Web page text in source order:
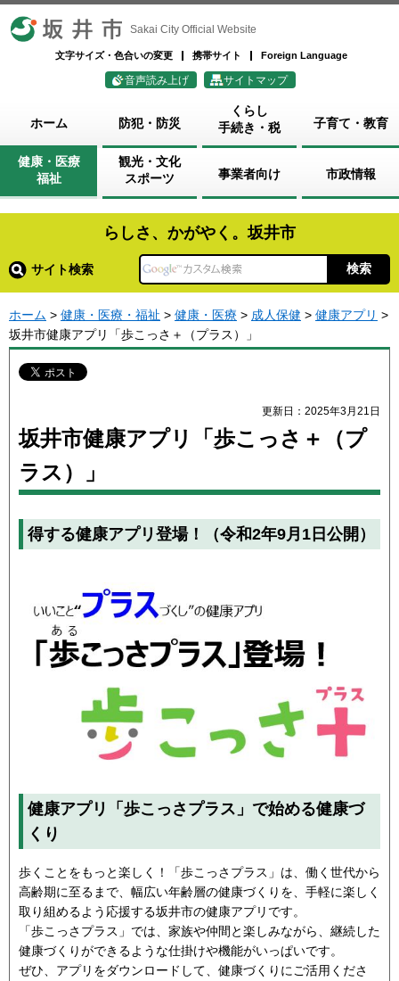
坂井市 Sakai City Official Website
文字サイズ・色合いの変更 携帯サイト Foreign Language
音声読み上げ サイトマップ
ホーム 防犯・防災
くらし
手続き・税
子育て・教育
健康・医療
福祉
観光・文化
スポーツ
事業者向け 市政情報
らしさ、かがやく。坂井市
サイト検索
ホーム > 健康・医療・福祉 > 健康・医療 > 成人保健 > 健康アプリ >
坂井市健康アプリ「歩こっさ＋（プラス）」
更新日：2025年3月21日
坂井市健康アプリ「歩こっさ＋（プ
ラス）」
得する健康アプリ登場！（令和2年9月1日公開）
健康アプリ「歩こっさプラス」で始める健康づ
くり
歩くことをもっと楽しく！「歩こっさプラス」は、働く世代から
高齢期に至るまで、幅広い年齢層の健康づくりを、手軽に楽しく
取り組めるよう応援する坂井市の健康アプリです。
「歩こっさプラス」では、家族や仲間と楽しみながら、継続した
健康づくりができるような仕掛けや機能がいっぱいです。
ぜひ、アプリをダウンロードして、健康づくりにご活用くださ